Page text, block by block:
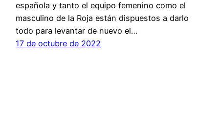
española y tanto el equipo femenino como el
masculino de la Roja están dispuestos a darlo
todo para levantar de nuevo el…
17 de octubre de 2022